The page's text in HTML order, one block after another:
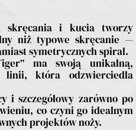
skręcania i kucia tworzy
niż typowe skręcanie —
symetrycznych spiral.
ma swoją unikalną,
linii, która odzwierciedla
i szczegółowy zarówno po
co czyni go idealnym
projektów noży.